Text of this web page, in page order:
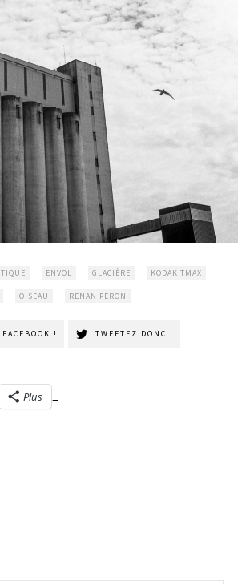
ENVOL GLACIÈRE KODAK TMAX
OISEAU RENAN PÉRON
! TWEETEZ DONC !
Plus